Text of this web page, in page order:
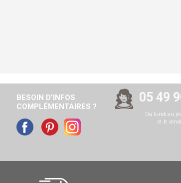
BESOIN D’INFOS
COMPLÉMENTAIRES ?
05 49
Du lundi au
et le